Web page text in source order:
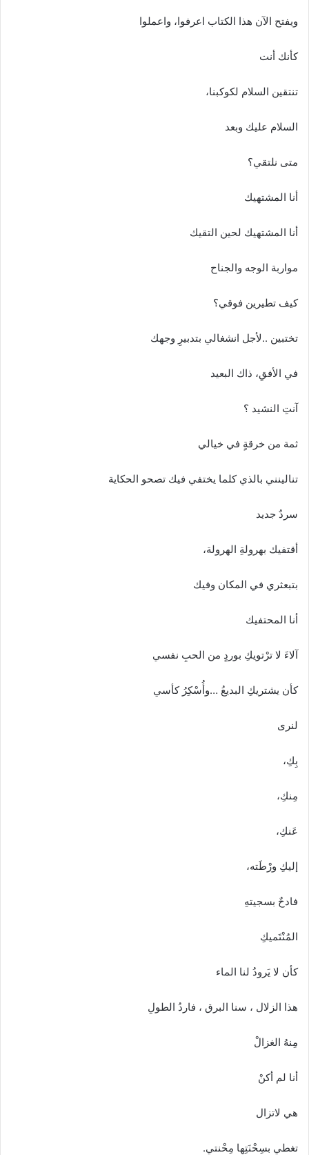
ويفتح الآن هذا الكتاب اعرفوا، واعملوا
كأنك أنت
تنتقين السلام لكوكبنا،
السلام عليك وبعد
متى نلتقي؟
أنا المشتهيك
أنا المشتهيك لحين التقيك
مواربة الوجه والجناح
كيف تطيرين فوقي؟
تختبين ..لأجل انشغالي بتدبيرِ وجهك
في الأفقِ، ذاك البعيد
آنتِ النشيد ؟
ثمة من خرقةٍ في خيالي
تنالينني بالذي كلما يختفي فيك تصحو الحكاية
سردٌ جديد
أقتفيك بهرولةِ الهرولة،
بتبعثري في المكان وفيك
أنا المحتفيك
آلاءَ لا ترْتويكِ بوردٍ من الحبِ نفسي
كأن يشتريكِ البديعُ …وأُسْكِرُ كأسي
لنرى
بِكِ،
مِنكِ،
عَنكِ،
إليكِ ورْطَته،
فادحٌ بسجيتهِ
المُنْتَميكِ
كأن لا يَرودُ لنا الماء
هذا الزلال ، سنا البرق ، فاردُ الطولِ
مِنهُ الغزالْ
أنا لم أكنْ
هي لاتزال
تغطي بسِحْنَتِها مِحْنتي.